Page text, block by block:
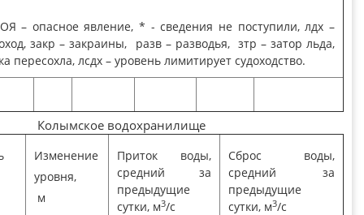
– опасное явление, * - сведения не поступили, лдх –
закр – закраины, разв – разводья, зтр – затор льда,
пересохла, лсдх – уровень лимитирует судоходство.
Изменение
уровня,
м
Приток воды,
средний за
предыдущие
сутки, м3/с
Сброс воды,
средний за
предыдущие
сутки, м3/с